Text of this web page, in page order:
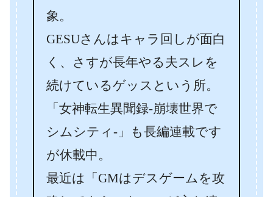
象。
GESUさんはキャラ回しが面白
く、さすが長年やる夫スレを
続けているゲッスという所。
「女神転生異聞録-崩壊世界で
シムシティ-」も長編連載です
が休載中。
最近は「GMはデスゲームを攻